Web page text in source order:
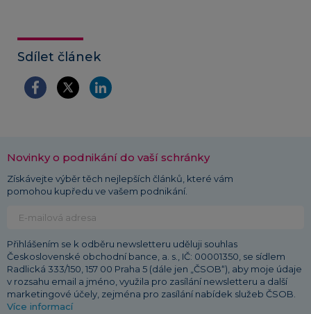
Sdílet článek
Novinky o podnikání do vaší schránky
Získávejte výběr těch nejlepších článků, které vám
pomohou kupředu ve vašem podnikání.
Přihlášením se k odběru newsletteru uděluji souhlas
Československé obchodní bance, a. s., IČ: 00001350, se sídlem
Radlická 333/150, 157 00 Praha 5 (dále jen „ČSOB“), aby moje údaje
v rozsahu email a jméno, využila pro zasílání newsletteru a další
marketingové účely, zejména pro zasílání nabídek služeb ČSOB.
Více informací